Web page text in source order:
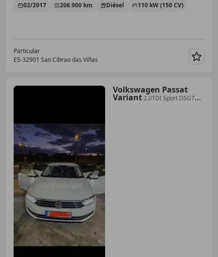
02/2017 206.900 km Diésel 110 kW (150 CV)
Particular
ES-32901 San Cibrao das Viñas
Volkswagen Passat
Variant2.0TDI Sport DSG7